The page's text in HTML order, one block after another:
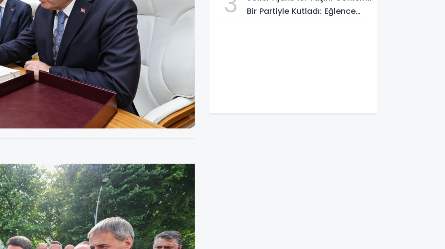
Bir Partiyle Kutladı: Eğlence